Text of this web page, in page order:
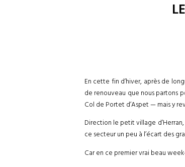
En cette fin d’hiver, après de
de renouveau que nous partons
Col de Portet d’Aspet — mais y
Direction le petit village
ce secteur un peu à l’écart des
Car en ce premier vrai beau